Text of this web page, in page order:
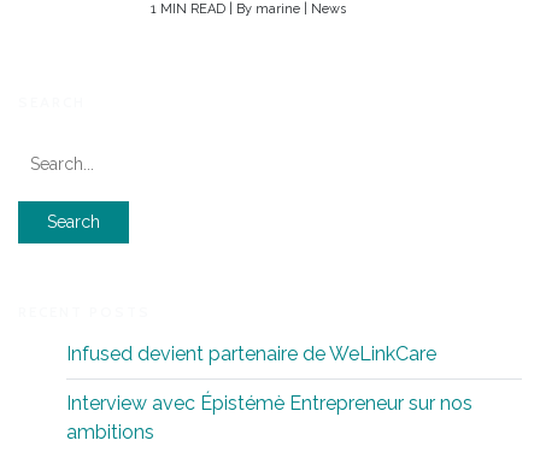
1 MIN READ By marine News
Infused devient partenaire de WeLinkCare
Interview avec Épistémè Entrepreneur sur nos
ambitions